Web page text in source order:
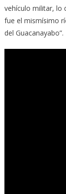
vehículo militar, lo
fue el mismísimo
del Guacanayabo”.